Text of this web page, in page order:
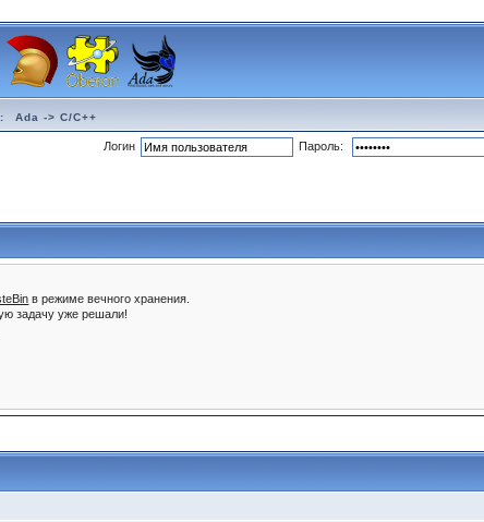
Ada -> C/C++
Логин Пароль:
в режиме вечного хранения.
задачу уже решали!